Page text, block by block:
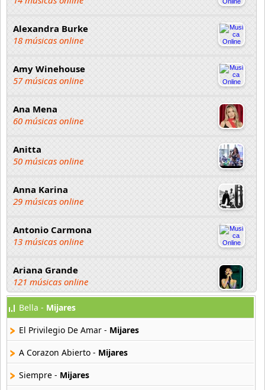
Alexandra Burke
18 músicas online
Amy Winehouse
57 músicas online
Ana Mena
60 músicas online
Anitta
50 músicas online
Anna Karina
29 músicas online
Antonio Carmona
13 músicas online
Ariana Grande
121 músicas online
Aselin Debison
25 músicas online
Asmir Young
36 músicas online
Bella - Mijares
El Privilegio De Amar - Mijares
A Corazon Abierto - Mijares
Siempre - Mijares